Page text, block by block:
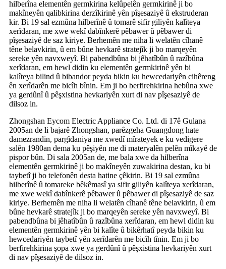
hilberîna elementên germkirina kelûpelên germkirinê ji bo
makîneyên qalibkirina derzîkirinê yên pîşesaziyê û ekstruderan
kir. Bi 19 sal ezmûna hilberînê û tomarê sifir giliyên kalîteya
xerîdaran, me xwe wekî dabînkerê pêbawer û pêbawer di
pîşesaziyê de saz kiriye. Berhemên me niha li welatên cîhanê
têne belavkirin, û em bûne hevkarê stratejîk ji bo marqeyên
sereke yên navxweyî. Bi pabendbûna bi jêhatîbûn û razîbûna
xerîdaran, em hewl didin ku elementên germkirinê yên bi
kalîteya bilind û bibandor peyda bikin ku hewcedariyên cihêreng
ên xerîdarên me bicîh bînin. Em ji bo berfirehkirina hebûna xwe
ya gerdûnî û pêşxistina hevkariyên xurt di nav pîşesaziyê de
dilsoz in.
Zhongshan Eycom Electric Appliance Co. Ltd. di 17ê Gulana
2005an de li bajarê Zhongshan, parêzgeha Guangdong hate
damezrandin, pargîdaniya me xwedî mîrateyek e ku vedigere
salên 1980an dema ku pêşiyên me di materyalên pelên mîkayê de
pispor bûn. Di sala 2005an de, me bala xwe da hilberîna
elementên germkirinê ji bo makîneyên zuwakirina destan, ku bi
taybetî ji bo telefonên desta hatine çêkirin. Bi 19 sal ezmûna
hilberînê û tomareke bêkêmasî ya sifir giliyên kalîteya xerîdaran,
me xwe wekî dabînkerê pêbawer û pêbawer di pîşesaziyê de saz
kiriye. Berhemên me niha li welatên cîhanê têne belavkirin, û em
bûne hevkarê stratejîk ji bo marqeyên sereke yên navxweyî. Bi
pabendbûna bi jêhatîbûn û razîbûna xerîdaran, em hewl didin ku
elementên germkirinê yên bi kalîte û bikêrhatî peyda bikin ku
hewcedariyên taybetî yên xerîdarên me bicîh tînin. Em ji bo
berfirehkirina şopa xwe ya gerdûnî û pêşxistina hevkariyên xurt
di nav pîşesaziyê de dilsoz in.